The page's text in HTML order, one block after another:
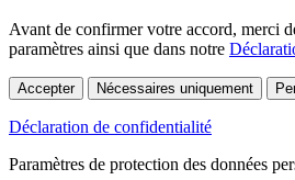
Avant de confirmer votre accord, merci
paramètres ainsi que dans notre
Accepter Nécessaires uniquement
Déclaration de confidentialité
Paramètres de protection des données